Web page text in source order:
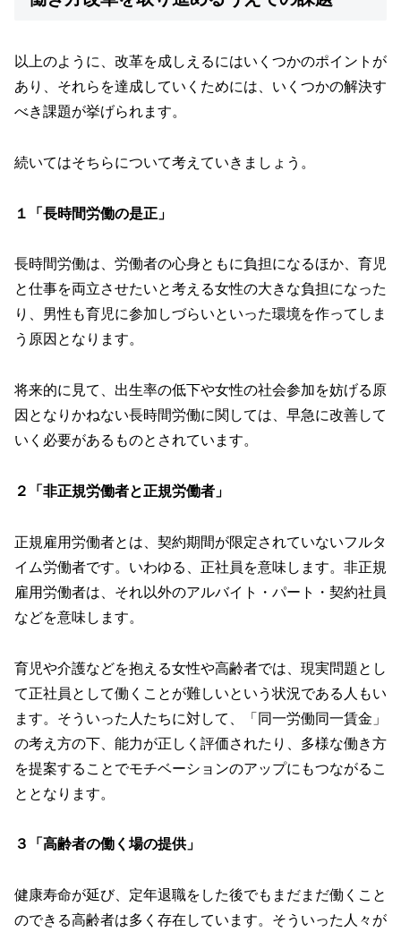
以上のように、改革を成しえるにはいくつかのポイントが
あり、それらを達成していくためには、いくつかの解決す
べき課題が挙げられます。
続いてはそちらについて考えていきましょう。
１「長時間労働の是正」
長時間労働は、労働者の心身ともに負担になるほか、育児
と仕事を両立させたいと考える女性の大きな負担になった
り、男性も育児に参加しづらいといった環境を作ってしま
う原因となります。
将来的に見て、出生率の低下や女性の社会参加を妨げる原
因となりかねない長時間労働に関しては、早急に改善して
いく必要があるものとされています。
２「非正規労働者と正規労働者」
正規雇用労働者とは、契約期間が限定されていないフルタ
イム労働者です。いわゆる、正社員を意味します。非正規
雇用労働者は、それ以外のアルバイト・パート・契約社員
などを意味します。
育児や介護などを抱える女性や高齢者では、現実問題とし
て正社員として働くことが難しいという状況である人もい
ます。そういった人たちに対して、「同一労働同一賃金」
の考え方の下、能力が正しく評価されたり、多様な働き方
を提案することでモチベーションのアップにもつながるこ
ととなります。
３「高齢者の働く場の提供」
健康寿命が延び、定年退職をした後でもまだまだ働くこと
のできる高齢者は多く存在しています。そういった人々が